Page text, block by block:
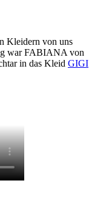
Kleidern von uns
war FABIANA von
in das Kleid GIGI